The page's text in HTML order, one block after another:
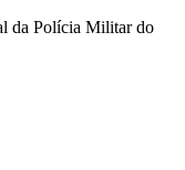
da Polícia Militar do